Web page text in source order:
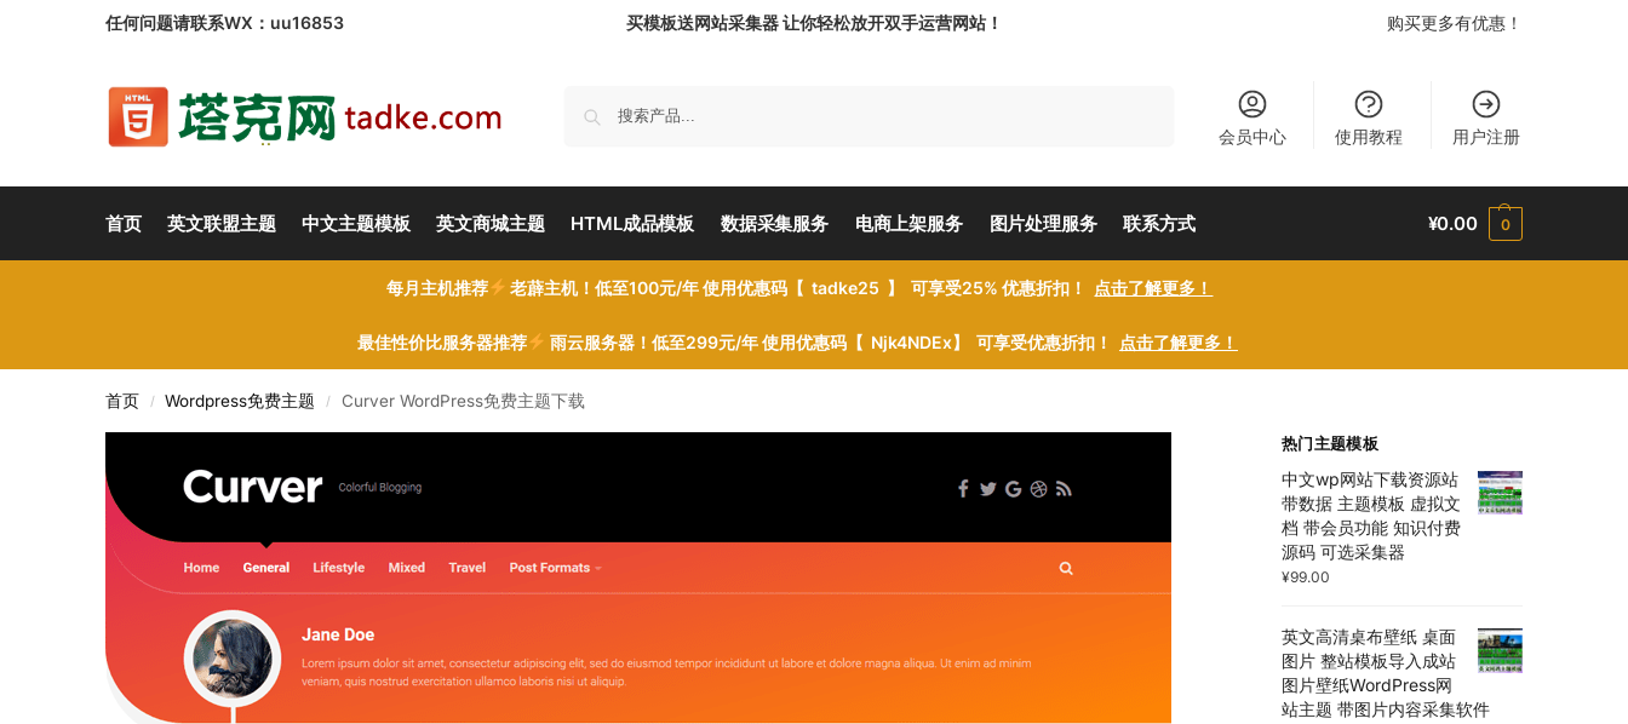
任何问题请联系WX：uu16853 买模板送网站采集器 让你轻松放开双手运营网站！ 购买更多有优惠！
会员中心 使用教程 用户注册
首页 英文联盟主题 中文主题模板 英文商城主题 HTML成品模板 数据采集服务 电商上架服务 图片处理服务 联系方式 ¥0.00 0
每月主机推荐 老薜主机！低至100元/年 使用优惠码【 tadke25 】 可享受25% 优惠折扣！ 点击了解更多！
最佳性价比服务器推荐 雨云服务器！低至299元/年 使用优惠码【 Njk4NDEx】 可享受优惠折扣！ 点击了解更多！
首页 / Wordpress免费主题 / Curver WordPress免费主题下载
热门主题模板
中文wp网站下载资源站
带数据 主题模板 虚拟文
档 带会员功能 知识付费
源码 可选采集器
¥99.00
英文高清桌布壁纸 桌面
图片 整站模板导入成站
图片壁纸WordPress网
站主题 带图片内容采集软件